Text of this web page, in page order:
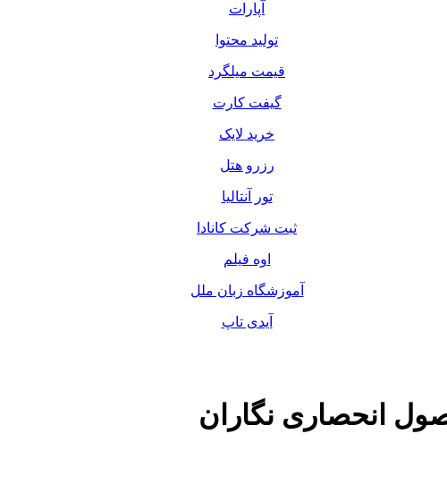
آپارات
تولید محتوا
قیمت میلگرد
گیفت کارت
خرید لایک
رزرو هتل
تور آنتالیا
ثبت شرکت کانادا
اوه فیلم
آموزشگاه زبان ملل
آیدی تاپ
انحصاری نگاران